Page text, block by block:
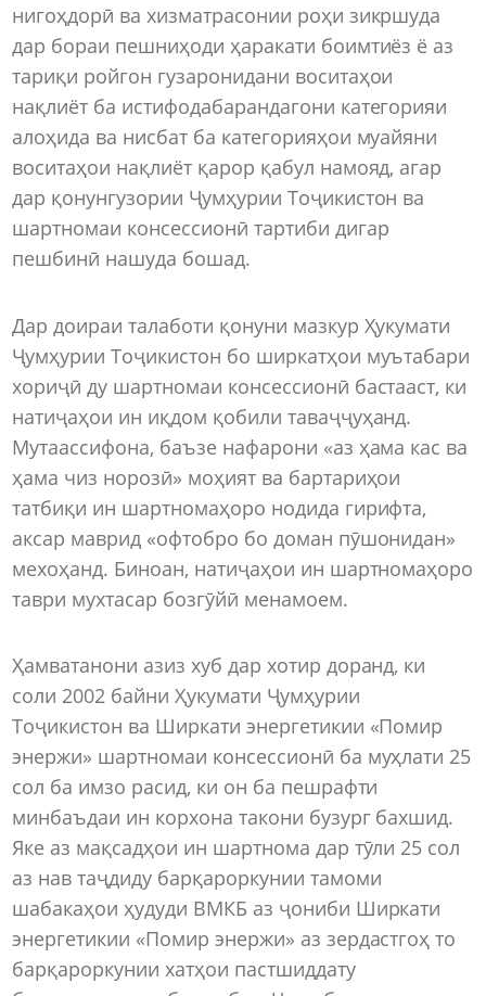
нигоҳдорӣ ва хизматрасонии роҳи зикршуда
дар бораи пешниҳоди ҳаракати боимтиёз ё аз
тариқи ройгон гузаронидани воситаҳои
нақлиёт ба истифодабарандагони категорияи
алоҳида ва нисбат ба категорияҳои муайяни
воситаҳои нақлиёт қарор қабул намояд, агар
дар қонунгузории Ҷумҳурии Тоҷикистон ва
шартномаи консессионӣ тартиби дигар
пешбинӣ нашуда бошад.
Дар доираи талаботи қонуни мазкур Ҳукумати
Ҷумҳурии Тоҷикистон бо ширкатҳои муътабари
хориҷӣ ду шартномаи консессионӣ бастааст, ки
натиҷаҳои ин иқдом қобили таваҷҷуҳанд.
Мутаассифона, баъзе нафарони «аз ҳама кас ва
ҳама чиз норозӣ» моҳият ва бартариҳои
татбиқи ин шартномаҳоро нодида гирифта,
аксар маврид «офтобро бо доман пӯшонидан»
мехоҳанд. Биноан, натиҷаҳои ин шартномаҳоро
таври мухтасар бозгӯйӣ менамоем.
Ҳамватанони азиз хуб дар хотир доранд, ки
соли 2002 байни Ҳукумати Ҷумҳурии
Тоҷикистон ва Ширкати энергетикии «Помир
энержи» шартномаи консессионӣ ба муҳлати 25
сол ба имзо расид, ки он ба пешрафти
минбаъдаи ин корхона такони бузург бахшид.
Яке аз мақсадҳои ин шартнома дар тӯли 25 сол
аз нав таҷдиду барқароркунии тамоми
шабакаҳои ҳудуди ВМКБ аз ҷониби Ширкати
энергетикии «Помир энержи» аз зердастгоҳ то
барқароркунии хатҳои пастшиддату